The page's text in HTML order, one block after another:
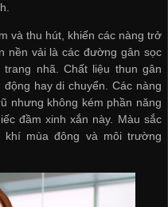
và thu hút, khiến các nàng trở
nền vải là các đường gân sọc
nhã. Chất liệu thun gân
hay di chuyển. Các nàng
nhưng không kém phần năng
đầm xinh xắn này. Màu sắc
mùa đông và môi trường